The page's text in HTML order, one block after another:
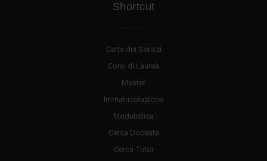
Shortcut
Carta dei Servizi
Corsi di Laurea
Master
Immatricolazione
Modulistica
Cerca Docente
Cerca Tutor